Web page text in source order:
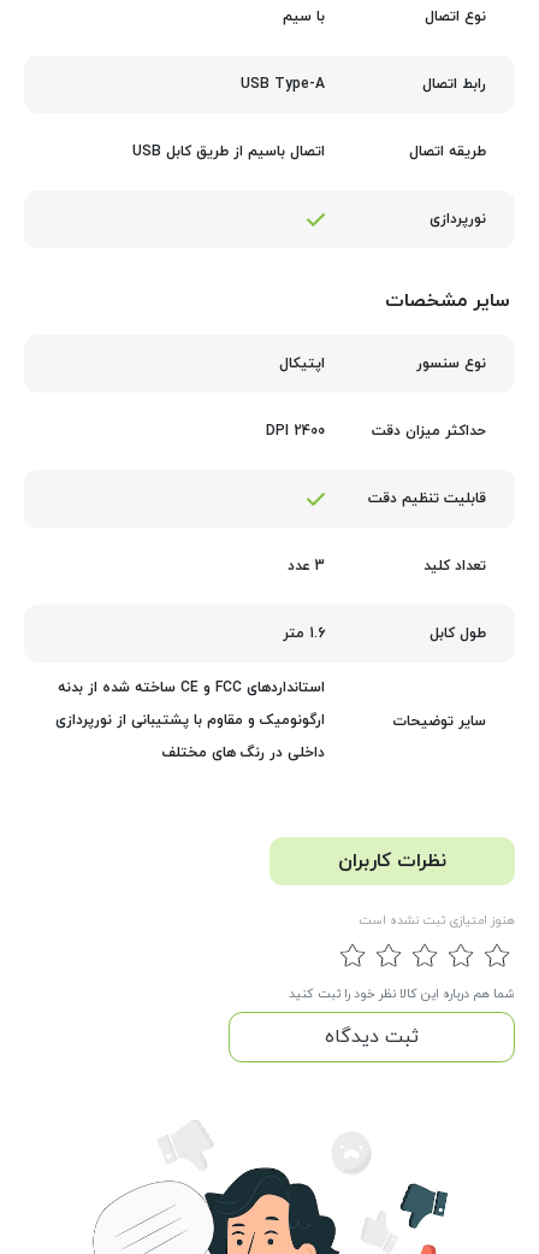
نوع اتصال با سیم
رابط اتصال USB Type-A
طریقه اتصال اتصال باسیم از طریق کابل USB
نورپردازی
سایر مشخصات
نوع سنسور اپتیکال
حداکثر میزان دقت 2400 DPI
قابلیت تنظیم دقت
تعداد کلید 3 عدد
طول کابل 1.6 متر
سایر توضیحات
استانداردهای FCC و CE ساخته شده از بدنه
ارگونومیک و مقاوم با پشتیبانی از نورپردازی
داخلی در رنگ های مختلف
نظرات کاربران
هنوز امتیازی ثبت نشده است
شما هم درباره این کالا نظر خود را ثبت کنید
ثبت دیدگاه